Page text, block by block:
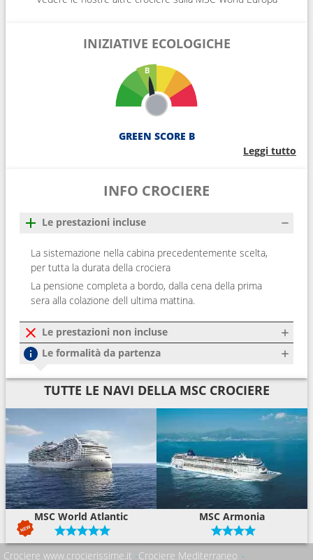
INIZIATIVE ECOLOGICHE
GREEN SCORE B
Leggi tutto
INFO CROCIERE
Le prestazioni incluse
La sistemazione nella cabina precedentemente scelta,
per tutta la durata della crociera
La pensione completa a bordo, dalla cena della prima
sera alla colazione dell ultima mattina.
Le prestazioni non incluse
Le formalità da partenza
TUTTE LE NAVI DELLA MSC CROCIERE
MSC World Atlantic MSC Armonia
Crociere www.crocierissime.it Crociere Mediterraneo